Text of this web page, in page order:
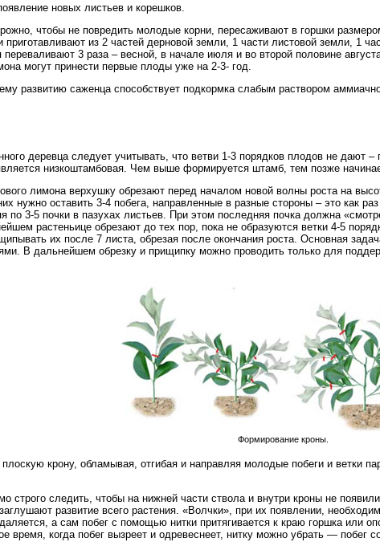
новых листьев и корешков.
чтобы не повредить молодые корни, пересаживают в горшки
из 2 частей дерновой земли, 1 части листовой земли, 1
переваливают 3 раза – весной, в начале июля и во второй половине
могут принести первые плоды уже на 2-3- год.
развитию саженца способствует подкормка слабым раствором
деревца следует учитывать, что ветви 1-3 порядков плодов не дают
низкоштамбовая. Чем выше формируется штамб, тем позже
лимона верхушку обрезают перед началом новой волны роста на
нужно оставить 3-4 побега, направленные в разные стороны – это как
по 3-5 почки в пазухах листьев. При этом последняя почка должна
растеньице обрезают до тех пор, пока не образуются ветки 4-5
их после 7 листа, обрезая после окончания роста. Основная
В дальнейшем обрезку и прищипку можно проводить только для
Формирование кроны.
крону, обламывая, отгибая и направляя молодые побеги и ветки
строго следить, чтобы на нижней части ствола и внутри кроны не
развитие всего растения. «Волчки», при их появлении,
а сам побег с помощью нитки притягивается к краю горшка или
время, когда побег вызреет и одревеснеет, нитку можно убрать — побег